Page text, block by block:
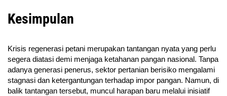
Kesimpulan
Krisis regenerasi petani merupakan tantangan nyata yang perlu
segera diatasi demi menjaga ketahanan pangan nasional. Tanpa
adanya generasi penerus, sektor pertanian berisiko mengalami
stagnasi dan ketergantungan terhadap impor pangan. Namun, di
balik tantangan tersebut, muncul harapan baru melalui inisiatif